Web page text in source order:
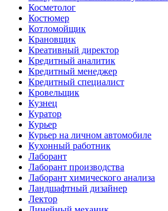
Косметолог
Костюмер
Котломойщик
Крановщик
Креативный директор
Кредитный аналитик
Кредитный менеджер
Кредитный специалист
Кровельщик
Кузнец
Куратор
Курьер
Курьер на личном автомобиле
Кухонный работник
Лаборант
Лаборант производства
Лаборант химического анализа
Ландшафтный дизайнер
Лектор